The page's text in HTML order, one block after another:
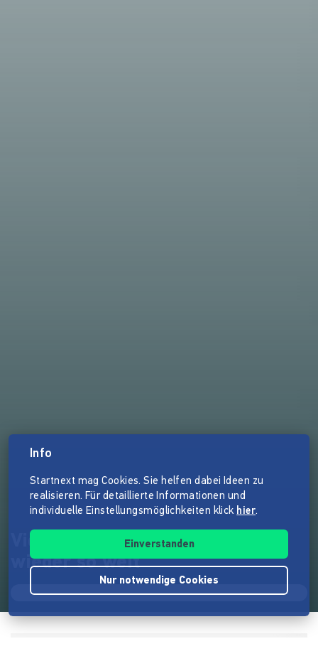
Videoclip zum Song "Es ist
wieder so weit"
Info
Startnext mag Cookies. Sie helfen dabei Ideen zu
realisieren. Für detaillierte Informationen und
individuelle Einstellungsmöglichkeiten klick hier.
Einverstanden
Nur notwendige Cookies